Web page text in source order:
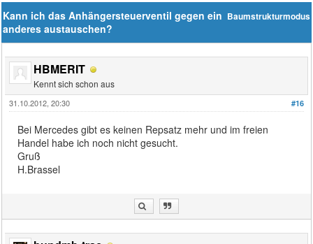
Baumstrukturmodus
Kann ich das Anhängersteuerventil gegen ein
anderes austauschen?
HBMERIT
Kennt sich schon aus
#16
31.10.2012, 20:30
Bei Mercedes gibt es keinen Repsatz mehr und im freien
Handel habe ich noch nicht gesucht.
Gruß
H.Brassel